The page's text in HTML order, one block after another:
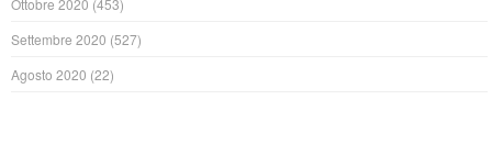
Settembre 2020 (527)
Agosto 2020 (22)